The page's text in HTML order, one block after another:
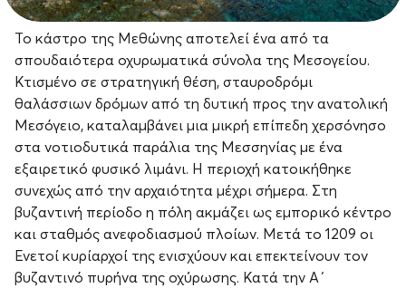
Το κάστρο της Μεθώνης αποτελεί ένα από τα
σπουδαιότερα οχυρωματικά σύνολα της Μεσογείου.
Κτισμένο σε στρατηγική θέση, σταυροδρόμι
θαλάσσιων δρόμων από τη δυτική προς την ανατολική
Μεσόγειο, καταλαμβάνει μια μικρή επίπεδη χερσόνησο
στα νοτιοδυτικά παράλια της Μεσσηνίας με ένα
εξαιρετικό φυσικό λιμάνι. Η περιοχή κατοικήθηκε
συνεχώς από την αρχαιότητα μέχρι σήμερα. Στη
βυζαντινή περίοδο η πόλη ακμάζει ως εμπορικό κέντρο
και σταθμός ανεφοδιασμού πλοίων. Μετά το 1209 οι
Ενετοί κυρίαρχοί της ενισχύουν και επεκτείνουν τον
βυζαντινό πυρήνα της οχύρωσης. Κατά την Α΄